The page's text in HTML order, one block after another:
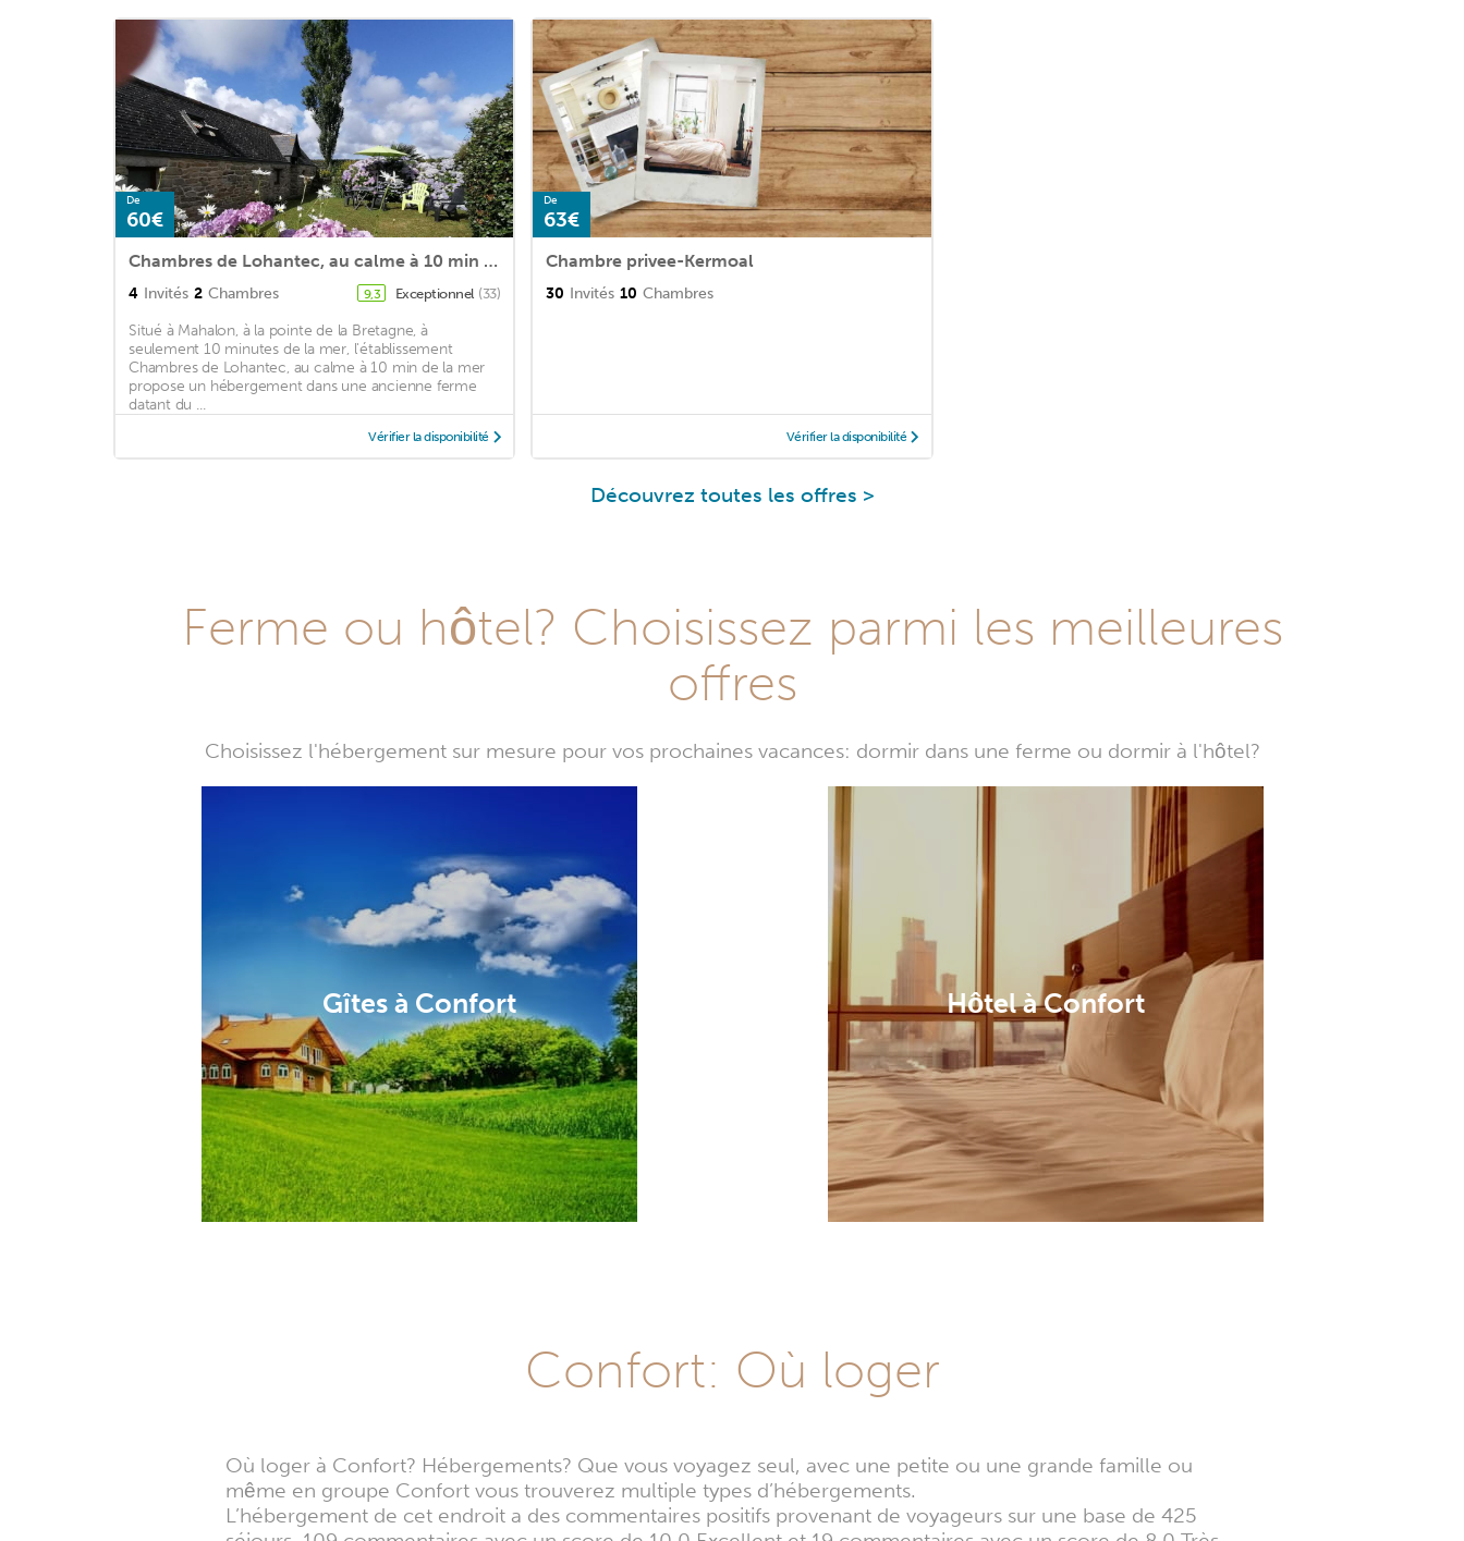
De
60€
Chambres de Lohantec, au calme à 10 min de la mer
4 Invités 2 Chambres 9,3 Exceptionnel (33)
Situé à Mahalon, à la pointe de la Bretagne, à
seulement 10 minutes de la mer, l'établissement
Chambres de Lohantec, au calme à 10 min de la mer
propose un hébergement dans une ancienne ferme
datant du ...
Vérifier la disponibilité
De
63€
Chambre privee-Kermoal
30 Invités 10 Chambres
Vérifier la disponibilité
Découvrez toutes les offres >
Ferme ou hôtel? Choisissez parmi les meilleures
offres
Choisissez l'hébergement sur mesure pour vos prochaines vacances: dormir dans une ferme ou dormir à l'hôtel?
Gîtes à Confort Hôtel à Confort
Confort: Où loger
Où loger à Confort? Hébergements? Que vous voyagez seul, avec une petite ou une grande famille ou
même en groupe Confort vous trouverez multiple types d’hébergements.
L’hébergement de cet endroit a des commentaires positifs provenant de voyageurs sur une base de 425